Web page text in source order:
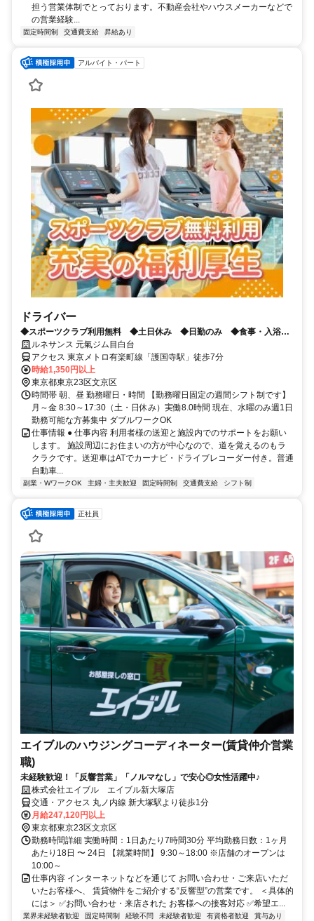
担う営業体制でとっております。不動産会社やハウスメーカーなどで
の営業経験...
固定時間制 交通費支給 昇給あり
アルバイト・パート
ドライバー
◆スポーツクラブ利用無料 ◆土日休み ◆日勤のみ ◆食事・入浴介
助無し
ルネサンス 元氣ジム目白台
アクセス 東京メトロ有楽町線「護国寺駅」徒歩7分
時給1,350円以上
東京都東京23区文京区
時間帯 朝、昼 勤務曜日・時間 【勤務曜日固定の週間シフト制です】
月～金 8:30～17:30（土・日休み）実働8.0時間 現在、水曜のみ週1日
勤務可能な方募集中 ダブルワークOK
仕事情報 ● 仕事内容 利用者様の送迎と施設内でのサポートをお願い
します。 施設周辺にお住まいの方が中心なので、道を覚えるのもラ
クラクです。送迎車はATでカーナビ・ドライブレコーダー付き。普通
自動車...
副業・WワークOK 主婦・主夫歓迎 固定時間制 交通費支給 シフト制
正社員
エイブルのハウジングコーディネーター(賃貸仲介営業
職)
未経験歓迎！「反響営業」「ノルマなし」で安心◎女性活躍中♪
株式会社エイブル エイブル新大塚店
交通・アクセス 丸ノ内線 新大塚駅より徒歩1分
月給247,120円以上
東京都東京23区文京区
勤務時間詳細 実働時間：1日あたり7時間30分 平均勤務日数：1ヶ月
あたり18日 〜 24日 【就業時間】 9:30～18:00 ※店舗のオープンは
10:00～
仕事内容 インターネットなどを通じて お問い合わせ・ご来店いただ
いたお客様へ、 賃貸物件をご紹介する“反響型”の営業です。 ＜具体的
には＞ ✅お問い合わせ・来店された お客様への接客対応 ✅希望エ...
業界未経験者歓迎 固定時間制 経験不問 未経験者歓迎 有資格者歓迎
賞与あり